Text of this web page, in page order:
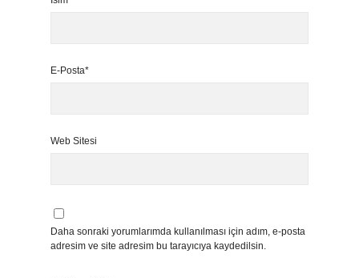
E-Posta*
Web Sitesi
Daha sonraki yorumlarımda kullanılması için adım, e-posta
adresim ve site adresim bu tarayıcıya kaydedilsin.